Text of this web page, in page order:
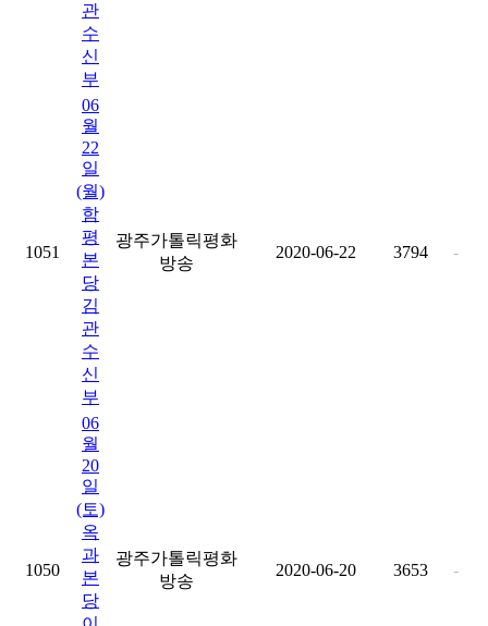
관
수
신
부
1051
06
월
22
일
(월)
함
평
본
당
김
관
수
신
부
광주가톨릭평화
방송
2020-06-22 3794 -
1050
06
월
20
일
(토)
옥
과
본
당
광주가톨릭평화
방송
2020-06-20 3653 -